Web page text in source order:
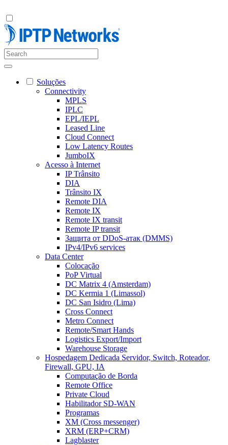
Soluções
Connectivity
MPLS
IPLC
EPL/IEPL
Leased Line
Cloud Connect
Low Latency Routes
JumboIX
Acesso à Internet
IP Trânsito
DIA
Trânsito IX
Remote DIA
Remote IX
Remote IX transit
Remote IP transit
Защита от DDoS-атак (DMMS)
IPv4/IPv6 services
Data Center
Colocação
PoP Virtual
DC Matrix 4 (Amsterdam)
DC Kermia 1 (Limassol)
DC San Isidro (Lima)
Cross Connect
Metro Connect
Remote/Smart Hands
Logistics Export/Import
Warehouse Storage
Hospedagem Dedicada Servidor, Switch, Roteador,
Firewall, GPU, IA
Computação de Borda
Remote Office
Private Cloud
Habilitador SD-WAN
Programas
XM (Cross messenger)
XRM (ERP+CRM)
Lagblaster